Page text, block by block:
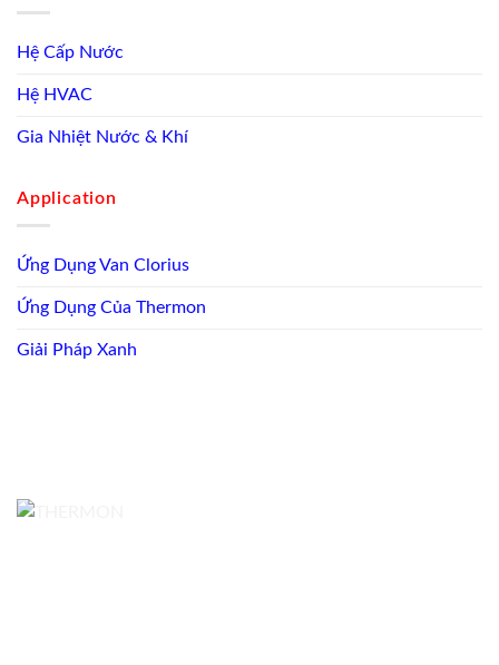
Hệ Cấp Nước
Hệ HVAC
Gia Nhiệt Nước & Khí
Application
Ứng Dụng Van Clorius
Ứng Dụng Của Thermon
Giải Pháp Xanh